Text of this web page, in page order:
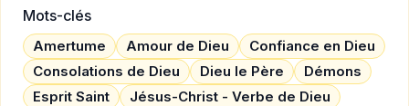
Mots-clés
Amertume Amour de Dieu
Confiance en Dieu
Consolations de Dieu
Dieu le Père
Démons
Esprit Saint
Jésus-Christ - Verbe de Dieu